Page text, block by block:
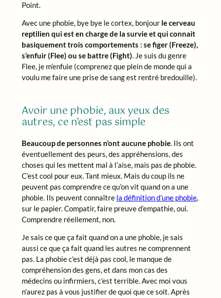
Point.
Avec une phobie, bye bye le cortex, bonjour le cerveau
reptilien qui est en charge de la survie et qui connait
basiquement trois comportements : se figer (Freeze),
s’enfuir (Flee) ou se battre (Fight). Je suis du genre
Flee, je m’enfuie (comprenez que plein de monde qui a
voulu me faire une prise de sang est rentré bredouille).
Avoir une phobie, aux yeux des
autres, ce n’est pas simple
Beaucoup de personnes n’ont aucune phobie. Ils ont
éventuellement des peurs, des appréhensions, des
choses qui les mettent mal à l’aise, mais pas de phobie.
C’est cool pour eux. Tant mieux. Mais du coup ils ne
peuvent pas comprendre ce qu’on vit quand on a une
phobie. Ils peuvent connaître la définition d’une phobie,
sur le papier. Compatir, faire preuve d’empathie, oui.
Comprendre réellement, non.
Je sais ce que ça fait quand on a une phobie, je sais
aussi ce que ça fait quand les autres ne comprennent
pas. La phobie c’est déjà pas cool, le manque de
compréhension des gens, et dans mon cas des
médecins ou infirmiers, c’est terrible. Avec moi vous
n’aurez pas à vous justifier de quoi que ce soit. Après